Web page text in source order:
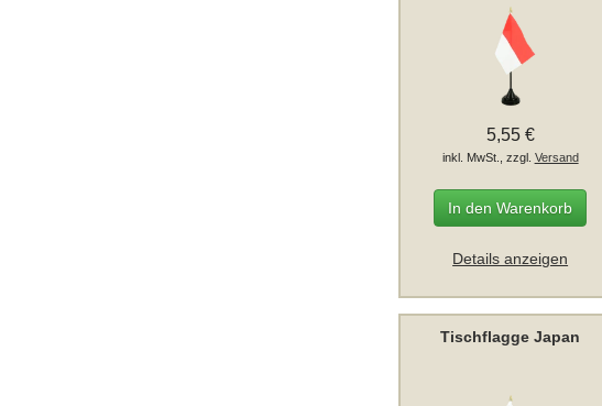
5,55 €
inkl. MwSt., zzgl. Versand
In den Warenkorb
Details anzeigen
Tischflagge Japan